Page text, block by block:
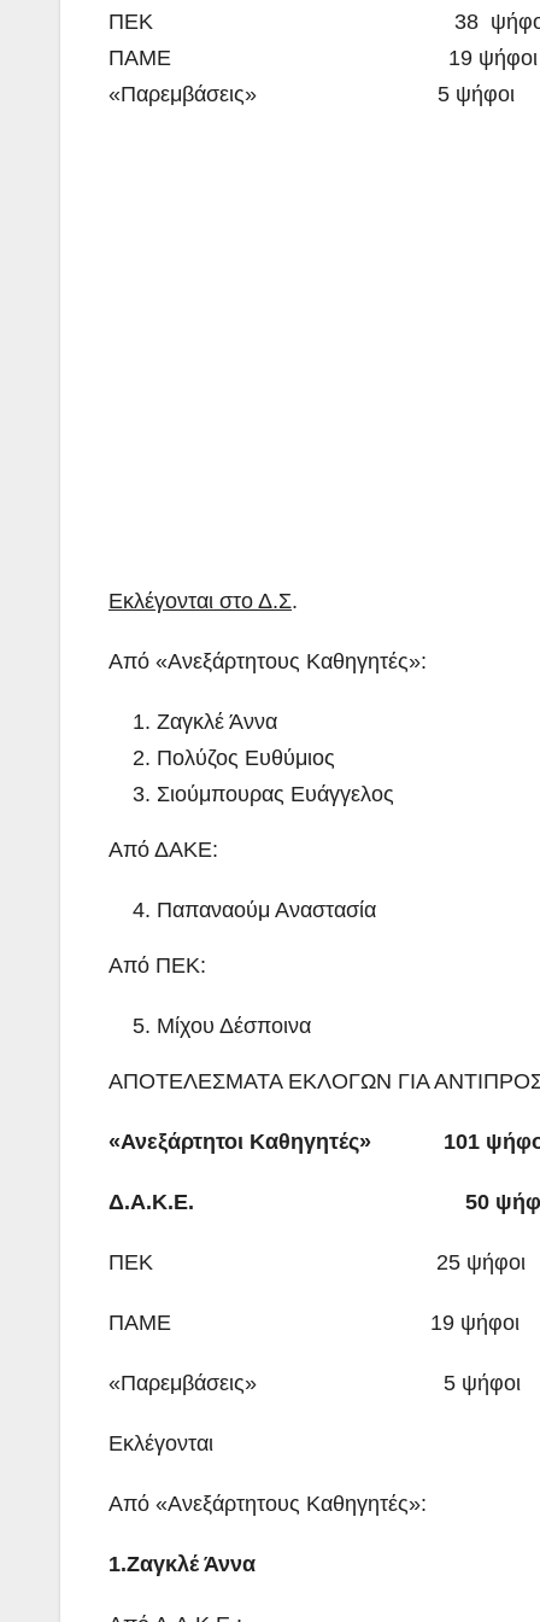
ΠΕΚ 38 ψήφοι
ΠΑΜΕ 19 ψήφοι
«Παρεμβάσεις» 5 ψήφοι
Εκλέγονται στο Δ.Σ.
Από «Ανεξάρτητους Καθηγητές»:
Ζαγκλέ Άννα
Πολύζος Ευθύμιος
Σιούμπουρας Ευάγγελος
Από ΔΑΚΕ:
Παπαναούμ Αναστασία
Από ΠΕΚ:
Μίχου Δέσποινα
ΑΠΟΤΕΛΕΣΜΑΤΑ ΕΚΛΟΓΩΝ ΓΙΑ
«Ανεξάρτητοι Καθηγητές» 101
Δ.Α.Κ.Ε. 50 ψήφοι
ΠΕΚ 25 ψήφοι
ΠΑΜΕ 19 ψήφοι
«Παρεμβάσεις» 5 ψήφοι
Εκλέγονται
Από «Ανεξάρτητους Καθηγητές»:
1.Ζαγκλέ Άννα